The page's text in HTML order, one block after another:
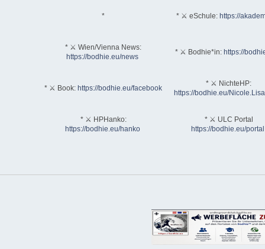
* * ⚔ eSchule: https://
* ⚔ Wien/Vienna News:
https://bodhie.eu/news
* ⚔ Bodhie*in: https://
* ⚔ Book: https://bodhie.eu/facebook
* ⚔ NichteHP:
https://bodhie.eu/
* ⚔ HPHanko:
https://bodhie.eu/hanko
* ⚔ ULC Portal
https://bodhie.eu/portal